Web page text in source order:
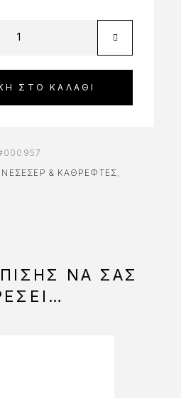
ΣΤΟ ΚΑΛΆΘΙ
ΝΕΣΕΣΈΡ & ΚΑΘΡΈΦΤΕΣ
ΝΑ ΣΑΣ